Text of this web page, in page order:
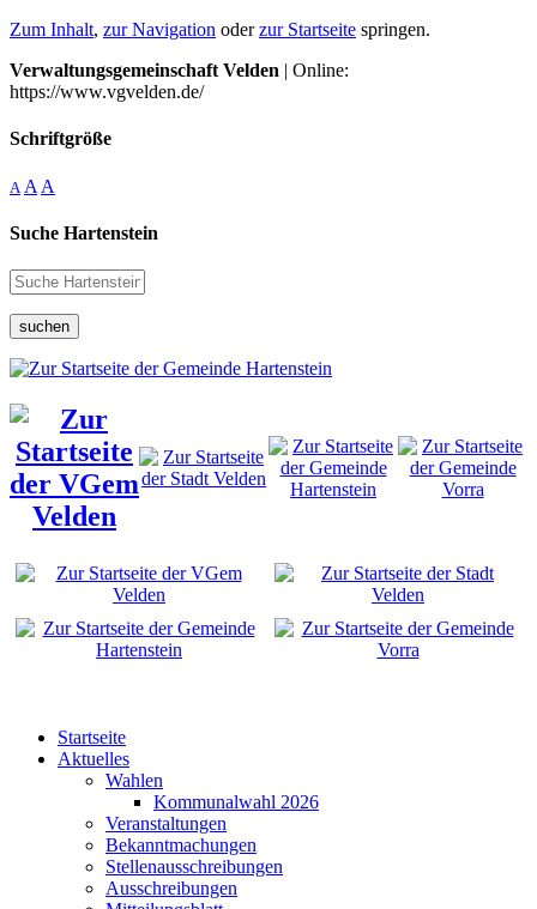
Zum Inhalt, zur Navigation oderzur Startseite springen.
Verwaltungsgemeinschaft Velden | Online:
https://www.vgvelden.de/
Schriftgröße
A A A
Suche Hartenstein
suchen
Startseite
Aktuelles
Wahlen
Kommunalwahl 2026
Veranstaltungen
Bekanntmachungen
Stellenausschreibungen
Ausschreibungen